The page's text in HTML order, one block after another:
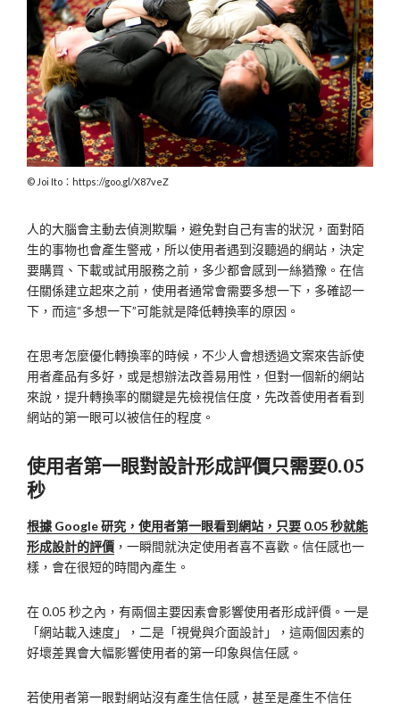
Joi Ito：https://goo.gl/X87veZ
人的大腦會主動去偵測欺騙，避免對自己有害的狀況，面對陌
生的事物也會產生警戒，所以使用者遇到沒聽過的網站，決定
要購買、下載或試用服務之前，多少都會感到一絲猶豫。在信
任關係建立起來之前，使用者通常會需要多想一下，多確認一
下，而這“多想一下”可能就是降低轉換率的原因。
在思考怎麼優化轉換率的時候，不少人會想透過文案來告訴使
用者產品有多好，或是想辦法改善易用性，但對一個新的網站
來說，提升轉換率的關鍵是先檢視信任度，先改善使用者看到
網站的第一眼可以被信任的程度。
使用者第一眼對設計形成評價只需要0.05
秒
根據 Google 研究，使用者第一眼看到網站，只要 0.05 秒就能
形成設計的評價 ，一瞬間就決定使用者喜不喜歡。信任感也一
樣，會在很短的時間內產生。
在 0.05 秒之內，有兩個主要因素會影響使用者形成評價。一是
「網站載入速度」，二是「視覺與介面設計」，這兩個因素的
好壞差異會大幅影響使用者的第一印象與信任感。
若使用者第一眼對網站沒有產生信任感，甚至是產生不信任